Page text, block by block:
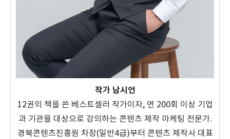
작가 남시언
12권의 책을 쓴 베스트셀러 작가이자, 연 200회 이상 기업
과 기관을 대상으로 강의하는 콘텐츠 제작 마케팅 전문가.
경북콘텐츠진흥원 차장(일반4급)부터 콘텐츠 제작사 대표